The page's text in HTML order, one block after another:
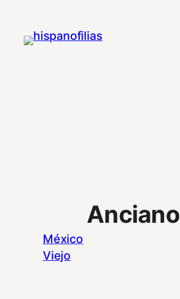
contenido
Anciano
México
Viejo